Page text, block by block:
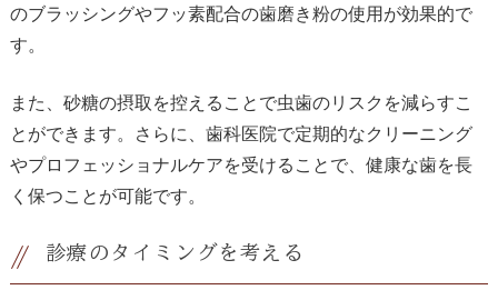
のブラッシングやフッ素配合の歯磨き粉の使用が効果的で
す。
また、砂糖の摂取を控えることで虫歯のリスクを減らすこ
とができます。さらに、歯科医院で定期的なクリーニング
やプロフェッショナルケアを受けることで、健康な歯を長
く保つことが可能です。
診療のタイミングを考える